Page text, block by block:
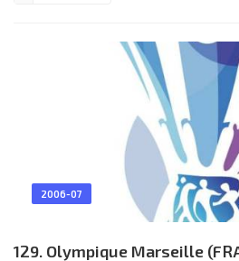
Саймон Уэбб, Джейсон Гэвин (к),
Робинсон, Джеймс Кедди (Гэвин
2006-07
129. Olympique Marseille